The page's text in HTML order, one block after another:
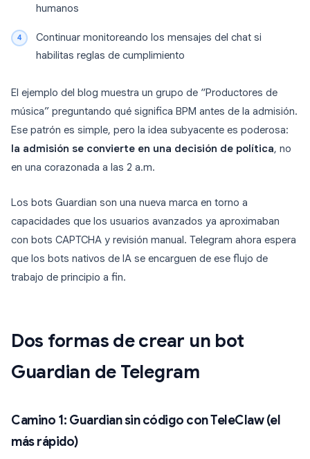
humanos
Continuar monitoreando los mensajes del chat si
habilitas reglas de cumplimiento
El ejemplo del blog muestra un grupo de “Productores de
música” preguntando qué significa BPM antes de la admisión.
Ese patrón es simple, pero la idea subyacente es poderosa:
la admisión se convierte en una decisión de política, no
en una corazonada a las 2 a.m.
Los bots Guardian son una nueva marca en torno a
capacidades que los usuarios avanzados ya aproximaban
con bots CAPTCHA y revisión manual. Telegram ahora espera
que los bots nativos de IA se encarguen de ese flujo de
trabajo de principio a fin.
Dos formas de crear un bot
Guardian de Telegram
Camino 1: Guardian sin código con TeleClaw (el
más rápido)